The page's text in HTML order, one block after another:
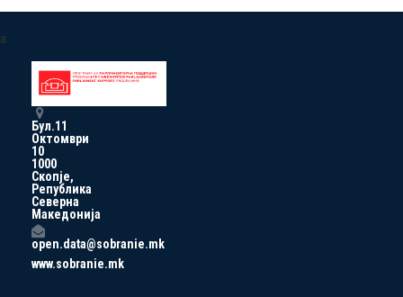
a
Бул.11
Октомври
10
1000
Скопје,
Република
Северна
Македонија
open.data@sobranie.mk
www.sobranie.mk